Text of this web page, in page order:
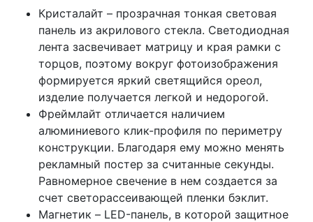
Кристалайт – прозрачная тонкая световая
панель из акрилового стекла. Светодиодная
лента засвечивает матрицу и края рамки с
торцов, поэтому вокруг фотоизображения
формируется яркий светящийся ореол,
изделие получается легкой и недорогой.
Фреймлайт отличается наличием
алюминиевого клик-профиля по периметру
конструкции. Благодаря ему можно менять
рекламный постер за считанные секунды.
Равномерное свечение в нем создается за
счет светорассеивающей пленки бэклит.
Магнетик – LED-панель, в которой защитное